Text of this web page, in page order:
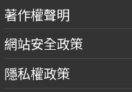
著作權聲明
網站安全政策
隱私權政策